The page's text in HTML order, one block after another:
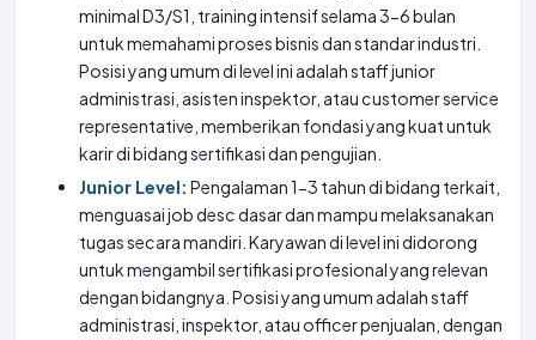
minimal D3/S1, training intensif selama 3-6 bulan
untuk memahami proses bisnis dan standar industri.
Posisi yang umum di level ini adalah staff junior
administrasi, asisten inspektor, atau customer service
representative, memberikan fondasi yang kuat untuk
karir di bidang sertifikasi dan pengujian.
Junior Level: Pengalaman 1-3 tahun di bidang terkait,
menguasai job desc dasar dan mampu melaksanakan
tugas secara mandiri. Karyawan di level ini didorong
untuk mengambil sertifikasi profesional yang relevan
dengan bidangnya. Posisi yang umum adalah staff
administrasi, inspektor, atau officer penjualan, dengan